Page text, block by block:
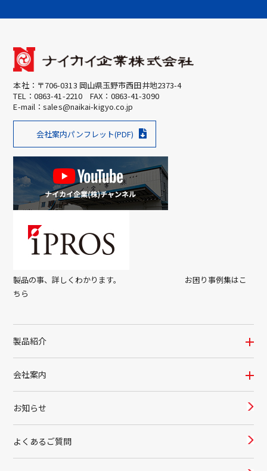
本社：〒706-0313 岡山県玉野市西田井地2373-4
TEL： 0863-41-2210 FAX：0863-41-3090
E-mail：sales@naikai-kigyo.co.jp
会社案内パンフレット(PDF)
製品の事、詳しくわかります。 お困り事例集はこ
ちら
製品紹介
会社案内
お知らせ
よくあるご質問